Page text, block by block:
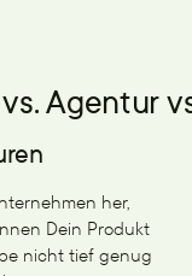
Agentur
her,
Dein Produkt
nicht tief genug